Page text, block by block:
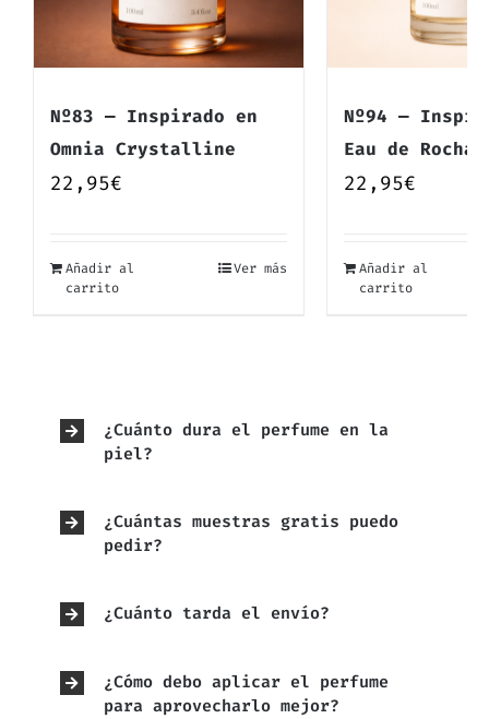
Nº83 — Inspirado en
Omnia Crystalline
22,95€
Añadir al
carrito
Ver más
Nº94 —
Eau de Rochas
22,95€
Añadir al
carrito
¿Cuánto dura el perfume en la
piel?
¿Cuántas muestras gratis puedo
pedir?
¿Cuánto tarda el envío?
¿Cómo debo aplicar el perfume
para aprovecharlo mejor?